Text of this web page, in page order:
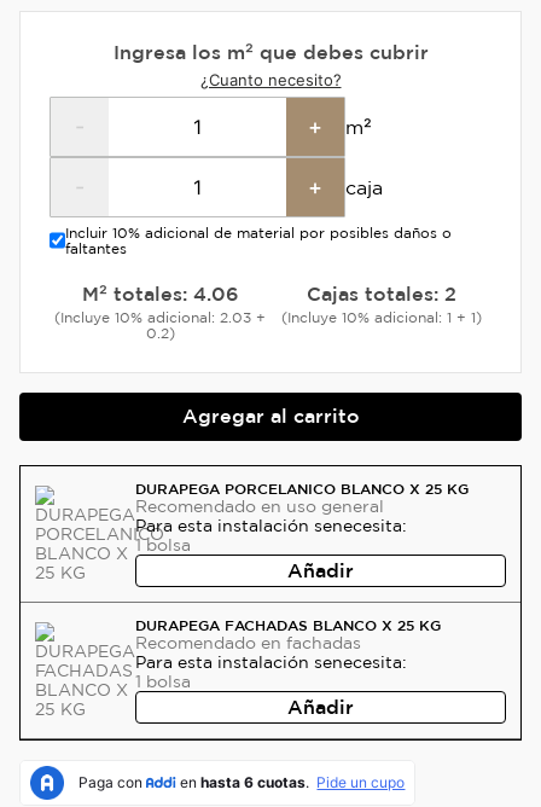
Ingresa los m² que debes cubrir
¿Cuanto necesito?
- + m²
- + caja
Incluir 10% adicional de material por posibles daños o
faltantes
M² totales: 4.06
(Incluye 10% adicional: 2.03 +
0.2)
Cajas totales: 2
(Incluye 10% adicional: 1 + 1)
Agregar al carrito
DURAPEGA PORCELANICO BLANCO X 25 KG
Recomendado en uso general
Para esta instalación senecesita:
1 bolsa
Añadir
DURAPEGA FACHADAS BLANCO X 25 KG
Recomendado en fachadas
Para esta instalación senecesita:
1 bolsa
Añadir